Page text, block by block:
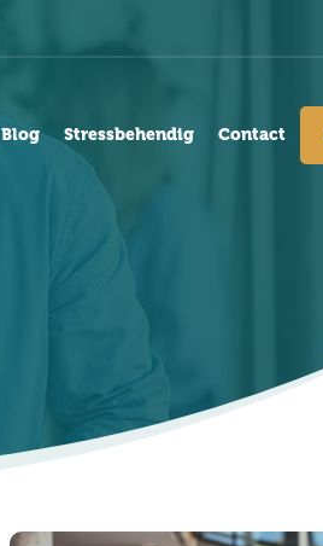
Blog Stressbehendig Contact